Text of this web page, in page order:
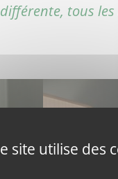
tous
site utilise des